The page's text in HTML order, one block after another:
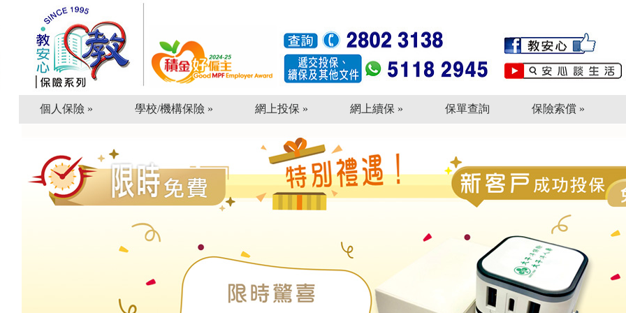
個人保險 » 學校/機構保險 » 網上投保 » 網上續保 » 保單查詢 保險索償 »